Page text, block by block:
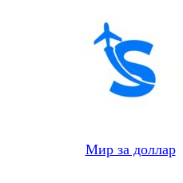
Мир за доллар